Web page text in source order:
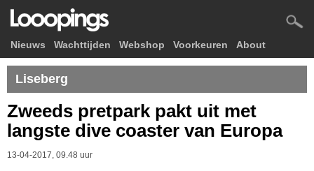
Nieuws Wachttijden Webshop Voorkeuren About
Liseberg
Zweeds pretpark pakt uit met
langste dive coaster van Europa
13-04-2017, 09.48 uur